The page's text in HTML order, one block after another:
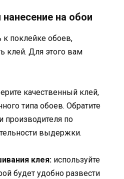
на обои
поклейке обоев,
клей. Для этого вам
качественный клей,
типа обоев. Обратите
производителя по
выдержки.
клея: используйте
будет удобно развести